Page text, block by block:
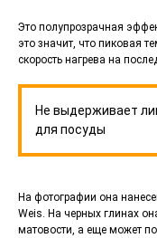
Это полупрозрачная
это значит, что пиковая
скорость нагрева на
Не выдерживает
для посуды
На фотографии она
Weis. На черных глинах
матовости, а еще может